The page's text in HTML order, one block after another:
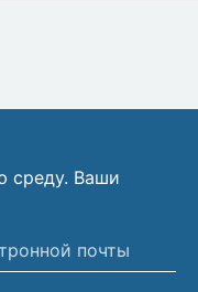
среду. Ваши